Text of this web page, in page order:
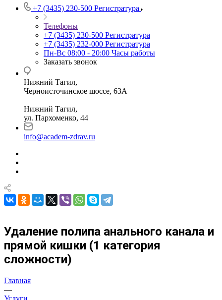
+7 (3435) 230-500 Регистратура
Телефоны
+7 (3435) 230-500 Регистратура
+7 (3435) 232-000 Регистратура
Пн-Вс 08:00 - 20:00 Часы работы
Заказать звонок
Нижний Тагил,
Черноисточинское шоссе, 63А
Нижний Тагил,
ул. Пархоменко, 44
info@academ-zdrav.ru
Удаление полипа анального канала и
прямой кишки (1 категория
сложности)
Главная
—
Услуги